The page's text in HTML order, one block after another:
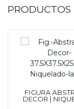
FIGURA
DECOR |